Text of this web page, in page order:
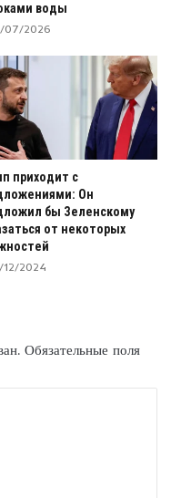
воды
07/2026
приходит с
Он
бы Зеленскому
от некоторых
12/2024
Обязательные поля